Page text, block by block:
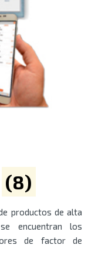
(8)
productos de alta
encuentran los
de factor de